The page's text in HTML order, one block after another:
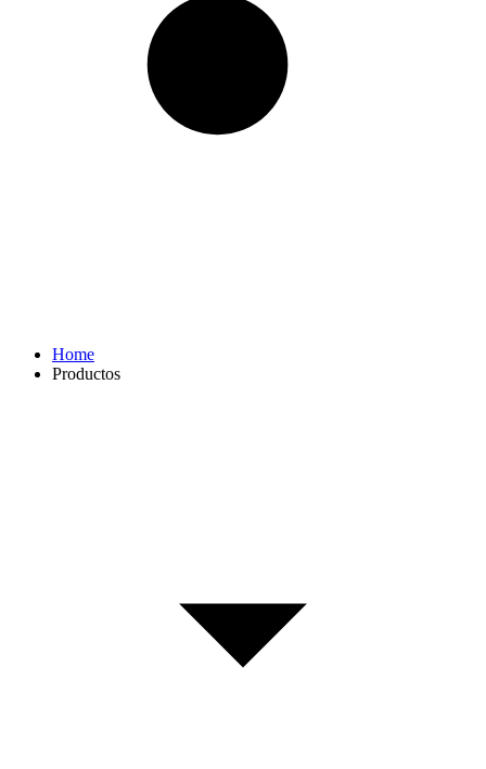
Home
Productos